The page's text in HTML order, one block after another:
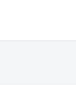
可以满足此批量需